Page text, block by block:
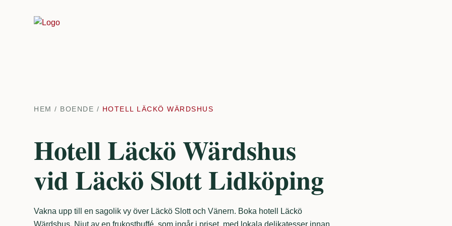
HEM / BOENDE / HOTELL LÄCKÖ WÄRDSHUS
Hotell Läckö Wärdshus
vid Läckö Slott Lidköping
Vakna upp till en sagolik vy över Läckö Slott och Vänern. Boka hotell Läckö
Wärdshus. Njut av en frukostbuffé, som ingår i priset, med lokala delikatesser innan